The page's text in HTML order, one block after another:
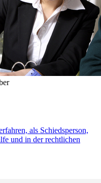
als Schiedsperson,
und in der rechtlichen